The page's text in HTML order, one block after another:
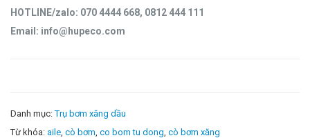
HOTLINE/zalo: 070 4444 668, 0812 444 111
Email: info@hupeco.com
Danh mục:Trụ bơm xăng dầu
Từ khóa: aile cò bơm co bom tu dong cò bơm xăng